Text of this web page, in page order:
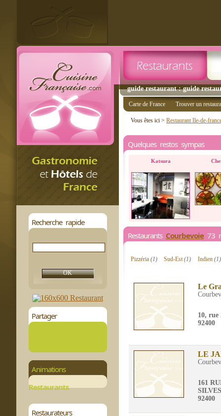
guide restaurant : guide
Recherche rapide
Partager
Animations
Restaurants
Restaurateurs
Carte de France Trouver un
Vous êtes ici > Restaurant Ile-de-
Quelques restos sympas
Katsura
Restaurants Courbevoie73
Pizzéria (1) Sud-Est(1) Indien (1)
Le
10, rue
92400
LE
161
92400